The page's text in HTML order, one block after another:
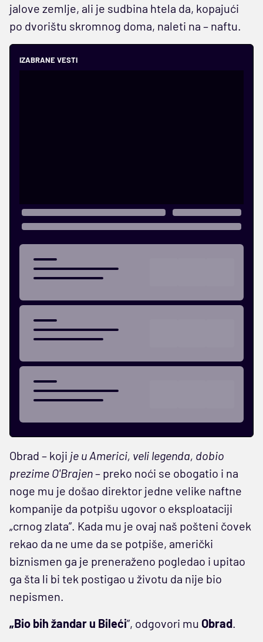
jalove zemlje, ali je sudbina htela da, kopajući
po dvorištu skromnog doma, naleti na – naftu.
IZABRANE VESTI
Obrad – koji je u Americi, veli legenda, dobio
prezime O'Brajen– preko noći se obogatio i na
noge mu je došao direktor jedne velike naftne
kompanije da potpišu ugovor o eksploataciji
„crnog zlata”. Kada mu je ovaj naš pošteni čovek
rekao da ne ume da se potpiše, američki
biznismen ga je preneraženo pogledao i upitao
ga šta li bi tek postigao u životu da nije bio
nepismen.
„Bio bih žandar u Bileći”, odgovori mu Obrad.